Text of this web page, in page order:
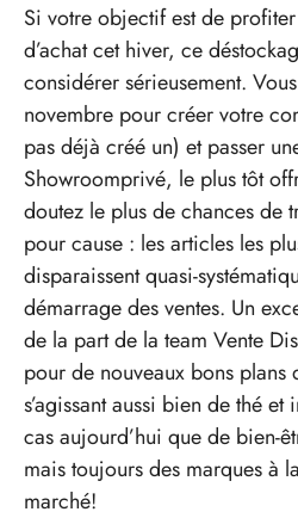
Si votre objectif est de
d’achat cet hiver, ce
considérer sérieusement.
novembre pour créer votre
pas déjà créé un) et passer
Showroomprivé, le plus tôt
doutez le plus de chances de
pour cause : les articles les
disparaissent quasi-
démarrage des ventes. Un
de la part de la team Vente
pour de nouveaux bons plans
s’agissant aussi bien de thé et
cas aujourd’hui que de bien-
mais toujours des marques à
marché!